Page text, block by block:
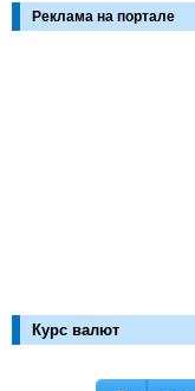
Реклама на портале
Курс валют